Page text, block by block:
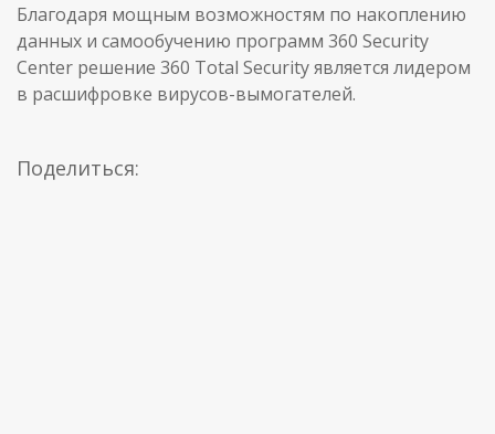
Благодаря мощным возможностям по накоплению
данных и самообучению программ 360 Security
Center решение 360 Total Security является лидером
в расшифровке вирусов-вымогателей.
Поделиться: